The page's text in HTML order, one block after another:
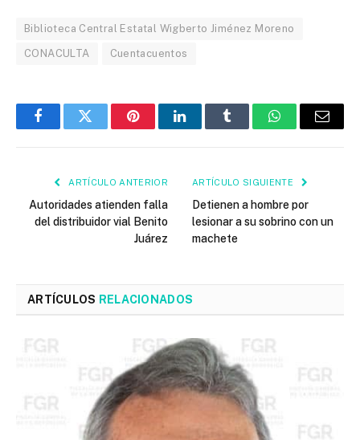
Biblioteca Central Estatal Wigberto Jiménez Moreno
CONACULTA Cuentacuentos
FacebookTwitter PinterestLinkedInTumblr WhatsAppEmail
ARTÍCULO ANTERIOR
Autoridades atienden falla
del distribuidor vial Benito
Juárez
ARTÍCULO SIGUIENTE
Detienen a hombre por
lesionar a su sobrino con un
machete
ARTÍCULOS RELACIONADOS